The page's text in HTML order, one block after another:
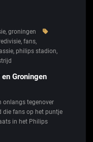
, groningen
, fans,
, philips stadion,
Groningen
onlangs tegenover
die fans op het puntje
in het Philips